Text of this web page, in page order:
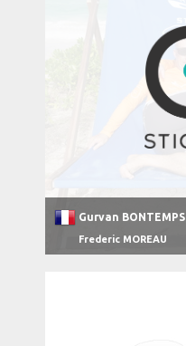
Gurvan BONTEMPS
Frederic MOREAU